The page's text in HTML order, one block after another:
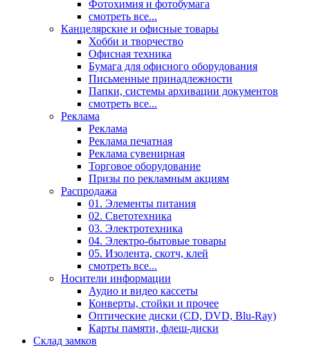
Фотохимия и фотобумага
смотреть все...
Канцелярские и офисные товары
Хобби и творчество
Офисная техника
Бумага для офисного оборудования
Письменные принадлежности
Папки, системы архивации документов
смотреть все...
Реклама
Реклама
Реклама печатная
Реклама сувенирная
Торговое оборудование
Призы по рекламным акциям
Распродажа
01. Элементы питания
02. Светотехника
03. Электротехника
04. Электро-бытовые товары
05. Изолента, скотч, клей
смотреть все...
Носители информации
Аудио и видео кассеты
Конверты, стойки и прочее
Оптические диски (CD, DVD, Blu-Ray)
Карты памяти, флеш-диски
Склад замков